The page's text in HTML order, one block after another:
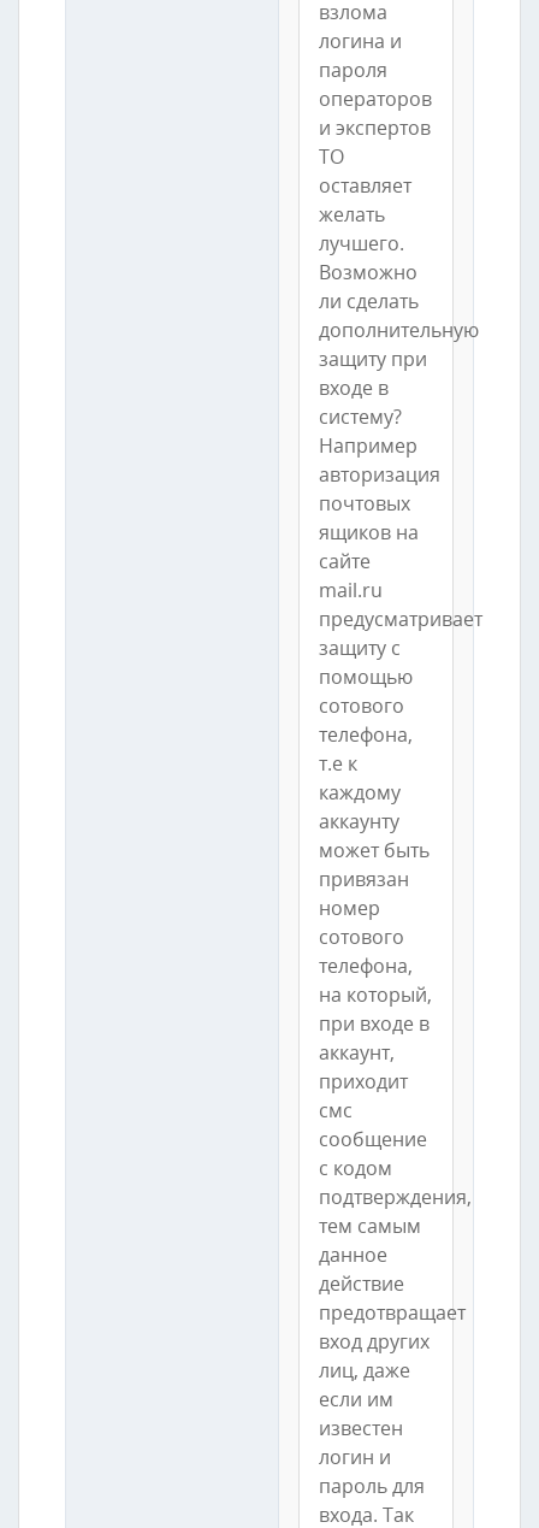
взлома
логина и
пароля
операторов
и экспертов
ТО
оставляет
желать
лучшего.
Возможно
ли сделать
дополнительную
защиту при
входе в
систему?
Например
авторизация
почтовых
ящиков на
сайте
mail.ru
предусматривает
защиту с
помощью
сотового
телефона,
т.е к
каждому
аккаунту
может быть
привязан
номер
сотового
телефона,
на который,
при входе в
аккаунт,
приходит
смс
сообщение
с кодом
подтверждения,
тем самым
данное
действие
предотвращает
вход других
лиц, даже
если им
известен
логин и
пароль для
входа. Так